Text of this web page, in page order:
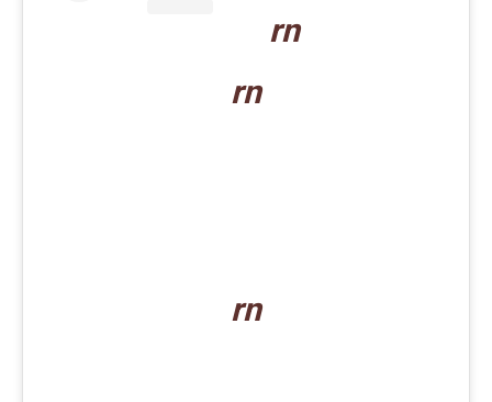
rn
rn
rn